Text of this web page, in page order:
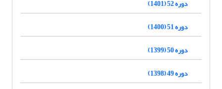
دوره 52 (1401)
دوره 51 (1400)
دوره 50 (1399)
دوره 49 (1398)